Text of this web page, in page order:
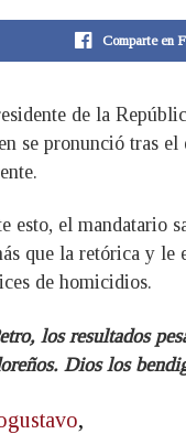
Comparte en
de la
se pronunció tras
esto, el mandatario
que la retórica y le
de homicidios.
los resultados
Dios los
,